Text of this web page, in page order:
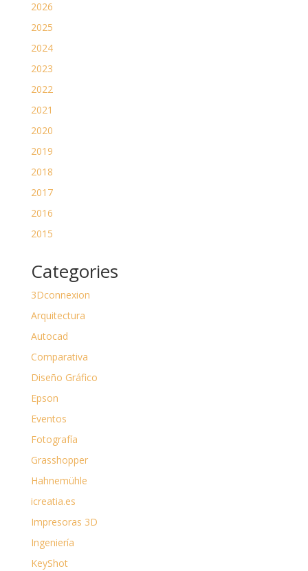
2026
2025
2024
2023
2022
2021
2020
2019
2018
2017
2016
2015
Categories
3Dconnexion
Arquitectura
Autocad
Comparativa
Diseño Gráfico
Epson
Eventos
Fotografía
Grasshopper
Hahnemühle
icreatia.es
Impresoras 3D
Ingeniería
KeyShot